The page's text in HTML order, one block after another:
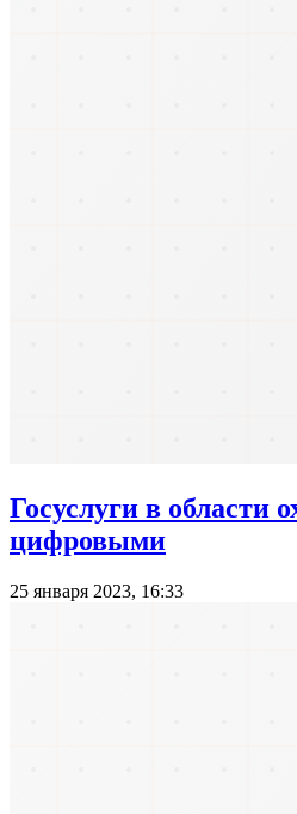
Госуслуги в области
цифровыми
25 января 2023, 16:33